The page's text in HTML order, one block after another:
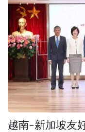
越南-新加坡友